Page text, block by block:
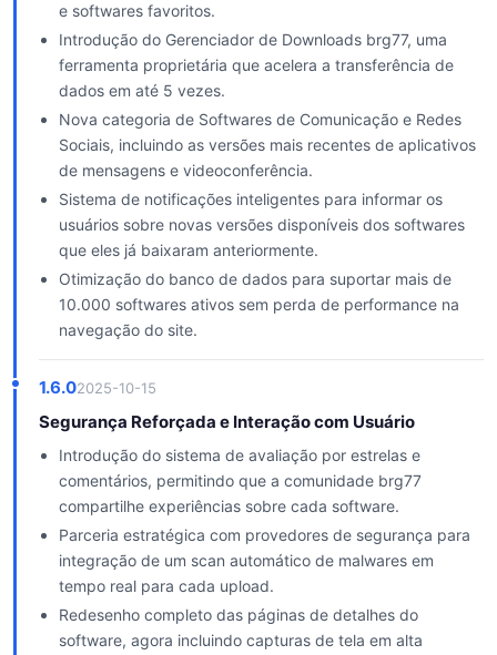
e softwares favoritos.
Introdução do Gerenciador de Downloads brg77, uma
ferramenta proprietária que acelera a transferência de
dados em até 5 vezes.
Nova categoria de Softwares de Comunicação e Redes
Sociais, incluindo as versões mais recentes de aplicativos
de mensagens e videoconferência.
Sistema de notificações inteligentes para informar os
usuários sobre novas versões disponíveis dos softwares
que eles já baixaram anteriormente.
Otimização do banco de dados para suportar mais de
10.000 softwares ativos sem perda de performance na
navegação do site.
1.6.02025-10-15
Segurança Reforçada e Interação com Usuário
Introdução do sistema de avaliação por estrelas e
comentários, permitindo que a comunidade brg77
compartilhe experiências sobre cada software.
Parceria estratégica com provedores de segurança para
integração de um scan automático de malwares em
tempo real para cada upload.
Redesenho completo das páginas de detalhes do
software, agora incluindo capturas de tela em alta